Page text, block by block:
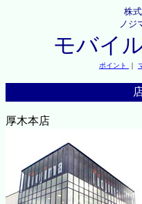
株
ノジ
モバイ
ポイント ｜
厚木本店